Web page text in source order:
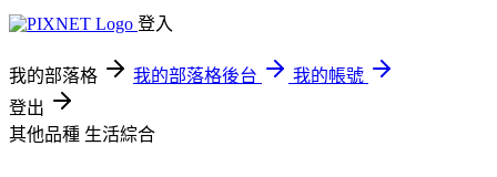
登入
我的部落格 我的部落格後台
我的帳號
登出
其他品種 生活綜合